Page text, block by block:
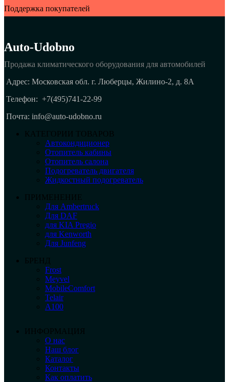
Поддержка покупателей
Auto-Udobno
Продажа климатического оборудования для автомобилей
Адрес: Московская обл. г. Люберцы, Жилино-2, д. 8A
Телефон: +7(495)741-22-99
Почта: info@auto-udobno.ru
КАТЕГОРИИ ТОВАРОВ
Автокондиционер
Отопитель кабины
Отопитель салона
Подогреватель двигателя
Жидкостный подогреватель
ПРИМЕНЕНИЕ
Для Ambertruck
Для DAF
для KIA Pregio
для Kenworth
Для Junfeng
БРЕНД
Frost
Meyvel
MobileComfort
Telair
А100
ИНФОРМАЦИЯ
О нас
Наш блог
Каталог
Контакты
Как оплатить